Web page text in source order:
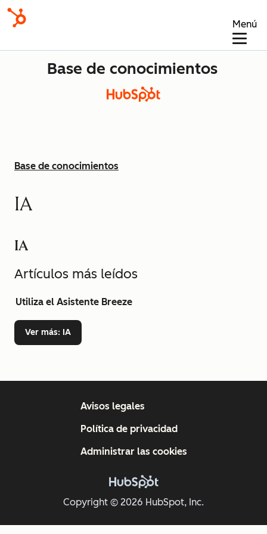
Menú
Base de conocimientos
Base de conocimientos
IA
IA
Artículos más leídos
Utiliza el Asistente Breeze
Ver más: IA
Copyright © 2026 HubSpot, Inc.
Avisos legales
Política de privacidad
Administrar las cookies